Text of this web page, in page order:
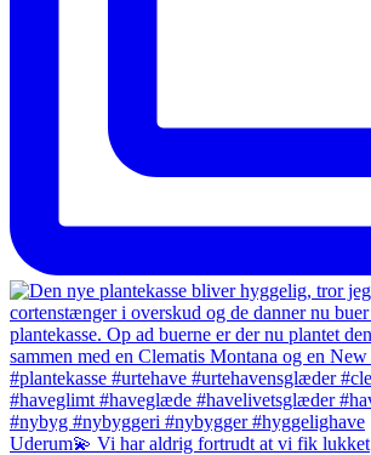
Uderum💫 Vi har aldrig fortrudt at vi fik lukket